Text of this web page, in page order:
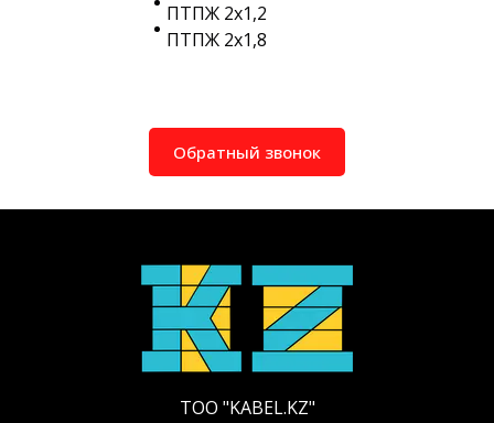
ПТПЖ 2х1,2
ПТПЖ 2х1,8
Обратный звонок
ТОО "KABEL.KZ"